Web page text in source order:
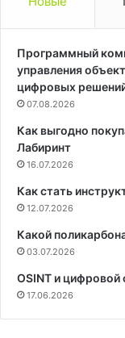
Программный
управления
цифровых
07.08.2026
Как выгодно
Лабиринт
16.07.2026
Как стать
12.07.2026
Какой
03.07.2026
OSINT и цифровой
17.06.2026